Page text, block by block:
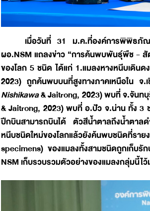
เมื่อวันที่ 31 ม.ค.ที่องค์การพิพิธภั
ผอ.NSM แถลงข่าว “การค้นพบพันธุ์พืช - สั
ของโลก 5 ชนิด ได้แก่ 1.แมลงหางหนีบเดินด
2023) ถูกค้นพบบนที่สูงทางภาคเหนือใน จ
Nishikawa& Jaitrong, 2023) พบที่ จ.จันท
& Jaitrong, 2023) พบที่ อ.ปัว จ.น่าน ทั้ง 3
ปีกบินสามารถบินได้ ตัวสีน้ำตาลถึงน้ำตาลด
หนีบชนิดใหม่ของโลกแล้วยังค้นพบชนิดที่
specimens) ของแมลงทั้งสามชนิดถูกเก็บ
NSM เก็บรวบรวมตัวอย่างของแมลงกลุ่มนี้ไ